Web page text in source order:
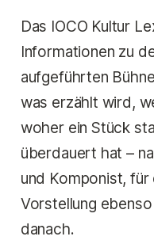
Das IOCO Kultur
Informationen zu
aufgeführten
was erzählt wird,
woher ein Stück
überdauert hat –
und Komponist,
Vorstellung
danach.